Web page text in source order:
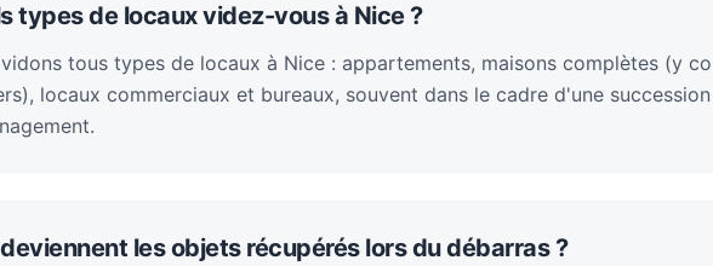
types de locaux videz-vous à Nice ?
tous types de locaux à Nice : appartements, maisons complètes (y
locaux commerciaux et bureaux, souvent dans le cadre d'une
les objets récupérés lors du débarras ?